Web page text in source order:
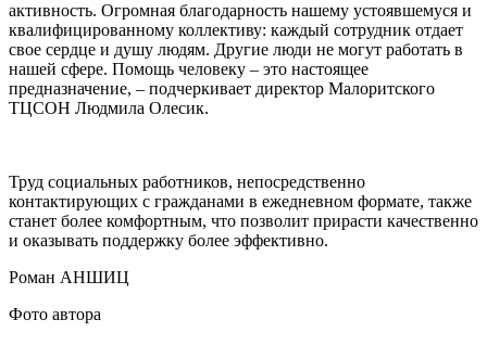
активность. Огромная благодарность нашему устоявшемуся и
квалифицированному коллективу: каждый сотрудник отдает
свое сердце и душу людям. Другие люди не могут работать в
нашей сфере. Помощь человеку – это настоящее
предназначение, – подчеркивает директор Малоритского
ТЦСОН Людмила Олесик.
Труд социальных работников, непосредственно
контактирующих с гражданами в ежедневном формате, также
станет более комфортным, что позволит прирасти качественно
и оказывать поддержку более эффективно.
Роман АНШИЦ
Фото автора